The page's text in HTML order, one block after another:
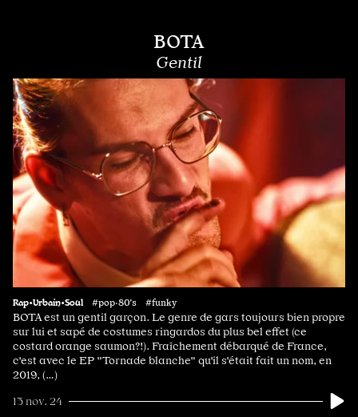
BOTA
Gentil
Rap•Urbain•Soul #pop·80's #funky
BOTA est un gentil garçon. Le genre de gars toujours bien propre
sur lui et sapé de costumes ringardos du plus bel effet (ce
costard orange saumon?!). Fraîchement débarqué de France,
c'est avec le EP "Tornade blanche" qu'il s'était fait un nom, en
2019, (…)
13 nov. 24